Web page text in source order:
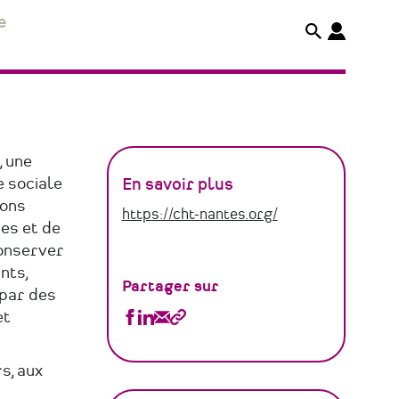
une
sociale
et de
des
aux
En savoir plus
https://cht-nantes.org/
Partager sur
Partager
Partager
Partager
Copier